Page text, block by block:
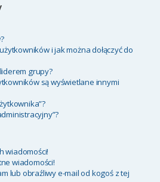
i jak można dołączyć do
grupy?
są wyświetlane innymi
wiadomości!
wiadomości!
lub obraźliwy e-mail od kogoś z tej